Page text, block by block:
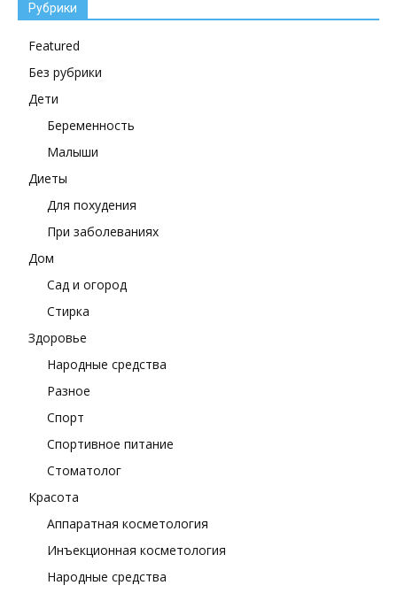
Рубрики
Featured
Без рубрики
Дети
Беременность
Малыши
Диеты
Для похудения
При заболеваниях
Дом
Сад и огород
Стирка
Здоровье
Народные средства
Разное
Спорт
Спортивное питание
Стоматолог
Красота
Аппаратная косметология
Инъекционная косметология
Народные средства